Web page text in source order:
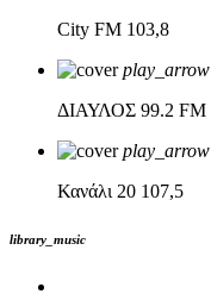
City FM 103,8
play_arrow
ΔΙΑΥΛΟΣ 99.2 FM
play_arrow
Κανάλι 20 107,5
library_music